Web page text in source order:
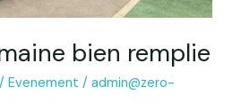
bien remplie
/Evenement /admin@zero-